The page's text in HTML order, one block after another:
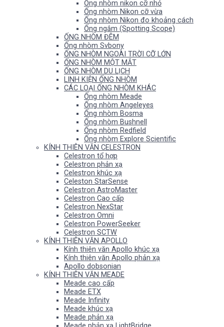
Ống nhòm nikon cỡ nhỏ
Ống nhòm Nikon cỡ vừa
Ống nhòm Nikon đo khoảng cách
Ống ngắm (Spotting Scope)
ỐNG NHÒM ĐÊM
Ống nhòm Svbony
ỐNG NHÒM NGOÀI TRỜI CỠ LỚN
ỐNG NHÒM MỘT MẮT
ỐNG NHÒM DU LỊCH
LINH KIỆN ỐNG NHÒM
CÁC LOẠI ỐNG NHÒM KHÁC
Ống nhòm Meade
Ống nhòm Angeleyes
Ống nhòm Bosma
Ống nhòm Bushnell
Ống nhòm Redfield
Ống nhòm Explore Scientific
KÍNH THIÊN VĂN CELESTRON
Celestron tổ hợp
Celestron phản xạ
Celestron khúc xạ
Celeston StarSense
Celestron AstroMaster
Celestron Cao cấp
Celestron NexStar
Celestron Omni
Celestron PowerSeeker
Celestron SCTW
KÍNH THIÊN VĂN APOLLO
Kính thiên văn Apollo khúc xạ
Kính thiên văn Apollo phản xạ
Apollo dobsonian
KÍNH THIÊN VĂN MEADE
Meade cao cấp
Meade ETX
Meade Infinity
Meade khúc xạ
Meade phản xạ